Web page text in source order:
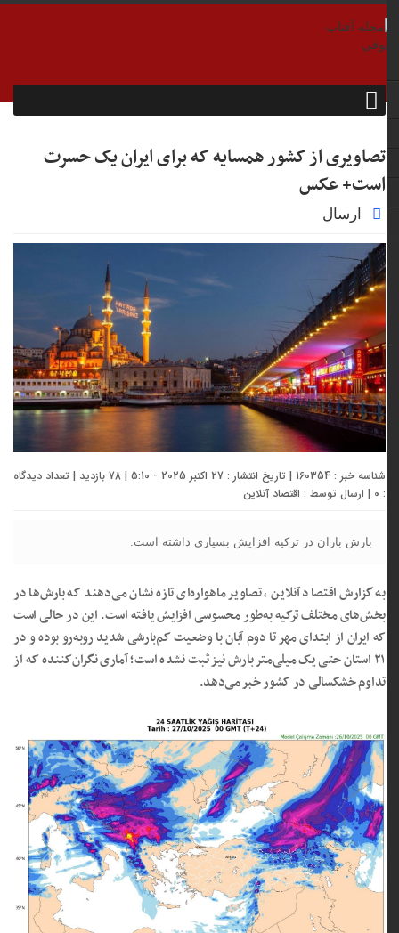
تصاویری از کشور همسایه که برای ایران یک حسرت
است+ عکس
ارسال
شناسه خبر : 160354 | تاریخ انتشار : 27 اکتبر 2025 - 5:10 | 78 بازدید | تعداد دیدگاه
| ارسال توسط :اقتصاد آنلاین
بارش باران در ترکیه افزایش بسیاری داشته است.
به گزارش اقتصاد آنلاین ، تصاویر ماهواره‌ای تازه نشان می‌دهند که بارش‌ها در
بخش‌های مختلف ترکیه به‌طور محسوسی افزایش یافته است. این در حالی است
که ایران از ابتدای مهر تا دوم آبان با وضعیت کم‌بارشی شدید روبه‌رو بوده و در
۲۱ استان حتی یک میلی‌متر بارش نیز ثبت نشده است؛ آماری نگران‌کننده که از
تداوم خشکسالی در کشور خبر می‌دهد.